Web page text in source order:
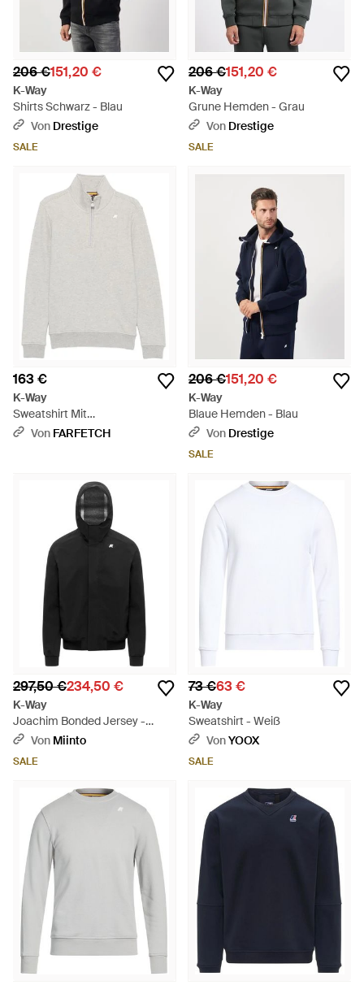
206 €151,20 €
K-Way
Shirts Schwarz - Blau
Von Drestige
SALE
206 €151,20 €
K-Way
Grune Hemden - Grau
Von Drestige
SALE
163 €
K-Way
Sweatshirt Mit
Viertelreißverschluss - Weiß
Von FARFETCH
206 €151,20 €
K-Way
Blaue Hemden - Blau
Von Drestige
SALE
297,50 €234,50 €
K-Way
Joachim Bonded Jersey -
Schwarz
Von Miinto
SALE
73 €63 €
K-Way
Sweatshirt - Weiß
VonYOOX
SALE